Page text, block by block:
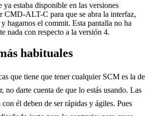
ya estaba disponible en las versiones
CMD-ALT-C para que se abra la interfaz,
hagamos el commit. Esta pantalla no ha
nada con respecto a la versión 4.
habituales
que tiene que tener cualquier SCM es la de
no darte cuenta de que lo estás usando. Las
él deben de ser rápidas y ágiles. Pues